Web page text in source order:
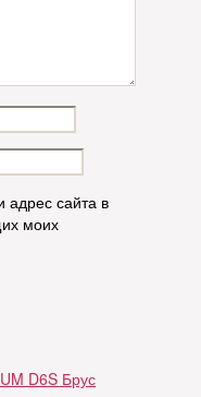
сайта в
моих